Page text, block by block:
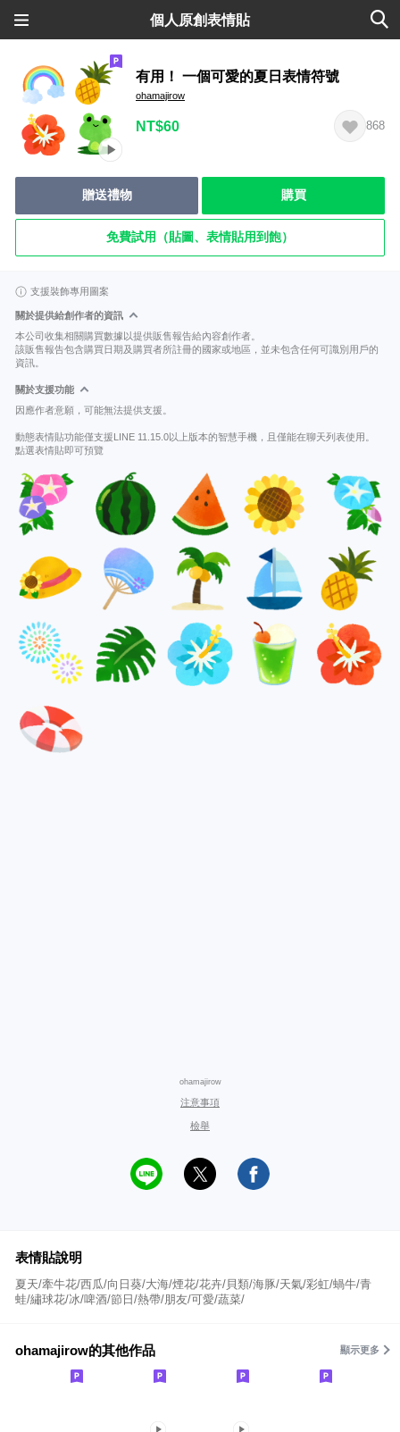
個人原創表情貼
有用！ 一個可愛的夏日表情符號
ohamajirow
NT$60 868
贈送禮物 購買
免費試用（貼圖、表情貼用到飽）
支援裝飾專用圖案
關於提供給創作者的資訊
本公司收集相關購買數據以提供販售報告給內容創作者。
該販售報告包含購買日期及購買者所註冊的國家或地區，並未包含任何可識別用戶的
資訊。
關於支援功能
因應作者意願，可能無法提供支援。
動態表情貼功能僅支援LINE 11.15.0以上版本的智慧手機，且僅能在聊天列表使用。
點選表情貼即可預覽
ohamajirow
注意事項
檢舉
表情貼說明
夏天/牽牛花/西瓜/向日葵/大海/煙花/花卉/貝類/海豚/天氣/彩虹/蝸牛/青
蛙/繡球花/冰/啤酒/節日/熱帶/朋友/可愛/蔬菜/
ohamajirow的其他作品 顯示更多